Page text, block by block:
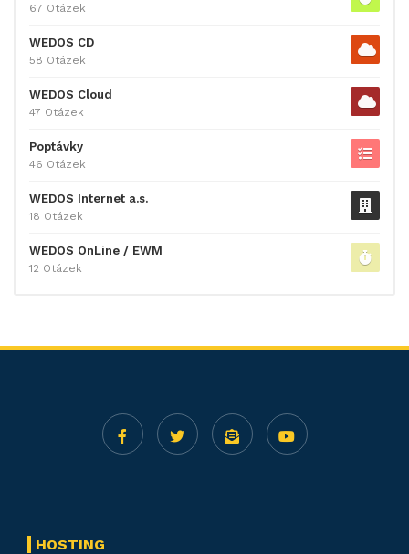
67 Otázek
WEDOS CD
58 Otázek
WEDOS Cloud
47 Otázek
Poptávky
46 Otázek
WEDOS Internet a.s.
18 Otázek
WEDOS OnLine / EWM
12 Otázek
HOSTING